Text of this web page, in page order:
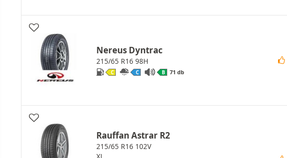
Nereus Dyntrac
215/65 R16 98H
C C B 71 db
Rauffan Astrar R2
215/65 R16 102V
XL